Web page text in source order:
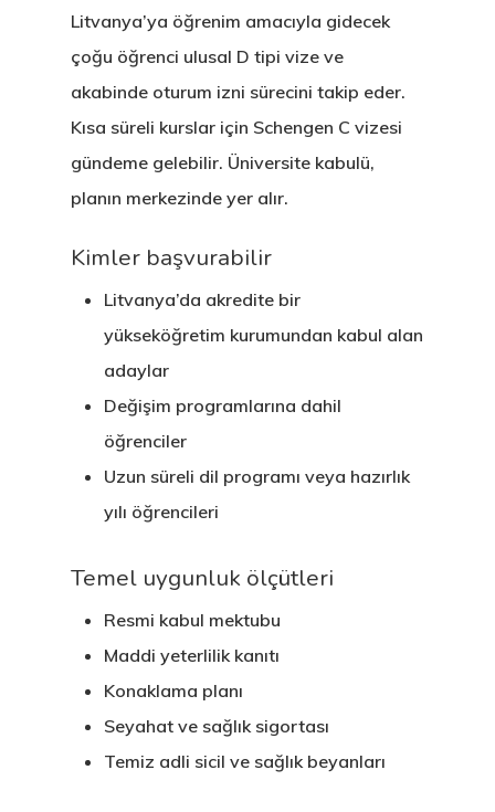
Litvanya’ya öğrenim amacıyla gidecek
çoğu öğrenci ulusal D tipi vize ve
akabinde oturum izni sürecini takip eder.
Kısa süreli kurslar için Schengen C vizesi
gündeme gelebilir. Üniversite kabulü,
planın merkezinde yer alır.
Kimler başvurabilir
Litvanya’da akredite bir
yükseköğretim kurumundan kabul alan
adaylar
Değişim programlarına dahil
öğrenciler
Uzun süreli dil programı veya hazırlık
yılı öğrencileri
Temel uygunluk ölçütleri
Resmi kabul mektubu
Maddi yeterlilik kanıtı
Konaklama planı
Seyahat ve sağlık sigortası
Temiz adli sicil ve sağlık beyanları